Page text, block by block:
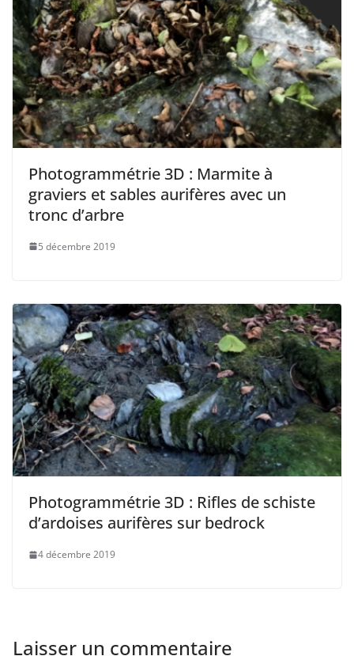
Photogrammétrie 3D : Marmite à
graviers et sables aurifères avec un
tronc d’arbre
5 décembre 2019
Photogrammétrie 3D : Rifles de schiste
d’ardoises aurifères sur bedrock
4 décembre 2019
Laisser un commentaire